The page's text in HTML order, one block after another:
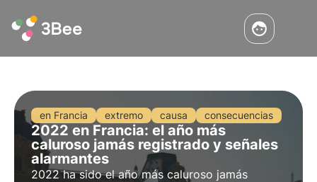
en Francia extremo causa consecuencias
2022 en Francia: el año más
caluroso jamás registrado y señales
alarmantes
2022 ha sido el año más caluroso jamás